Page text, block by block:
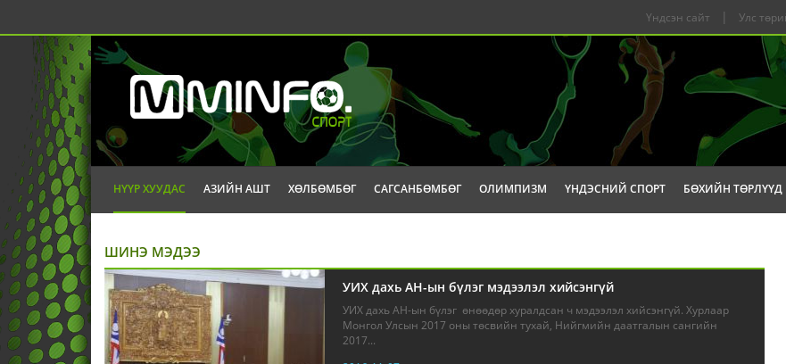
Үндсэн сайт | Улс
НҮҮР ХУУДАС АЗИЙН АШТ ХӨЛБӨМБӨГ САГСАНБӨМБӨГ ОЛИМПИЗМ ҮНДЭСНИЙ СПОРТ БӨХИЙН ТӨРЛҮҮД
ШИНЭ МЭДЭЭ
УИХ дахь АН-ын бүлэг мэдээлэл хийсэнгүй
УИХ дахь АН-ын бүлэг өнөөдөр хуралдсан ч мэдээлэл хийсэнгүй. Хурлаар
Монгол Улсын 2017 оны төсвийн тухай, Нийгмийн даатгалын сангийн
2017...